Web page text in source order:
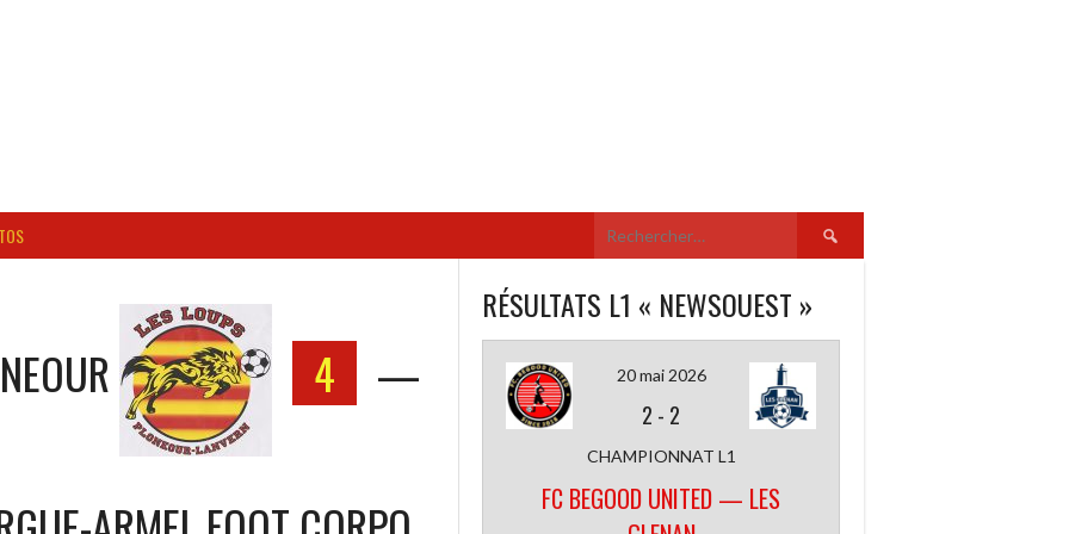
Rechercher :
4 —
RÉSULTATS L1 « NEWSOUEST »
20 mai 2026
2 - 2
CHAMPIONNAT L1
FC BEGOOD UNITED — LES